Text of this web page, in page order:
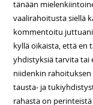
tänään
vaalirahoitusta siellä
kommentoitu juttuani
kyllä oikaista, että en
yhdistyksiä tarvita tai
niidenkin
tausta- ja
rahasta on